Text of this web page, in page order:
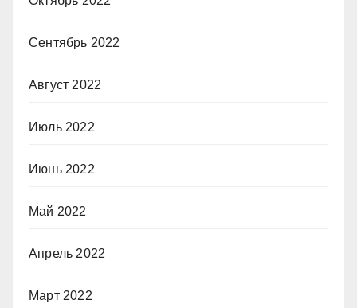
Сентябрь 2022
Август 2022
Июль 2022
Июнь 2022
Май 2022
Апрель 2022
Март 2022